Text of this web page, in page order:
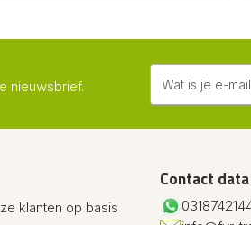
nieuwsbrief.
klanten op basis
Contact data